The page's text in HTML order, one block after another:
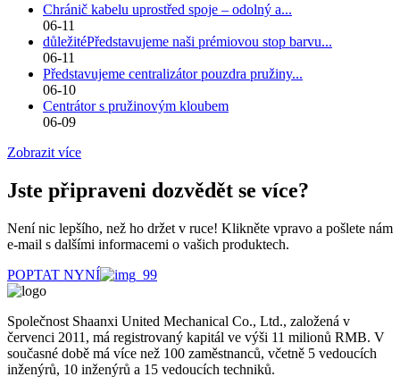
Chránič kabelu uprostřed spoje – odolný a...
06-11
důležitéPředstavujeme naši prémiovou stop barvu...
06-11
Představujeme centralizátor pouzdra pružiny...
06-10
Centrátor s pružinovým kloubem
06-09
Zobrazit více
Jste připraveni dozvědět se více?
Není nic lepšího, než ho držet v ruce! Klikněte vpravo a pošlete nám
e-mail s dalšími informacemi o vašich produktech.
POPTAT NYNÍ
Společnost Shaanxi United Mechanical Co., Ltd., založená v
červenci 2011, má registrovaný kapitál ve výši 11 milionů RMB. V
současné době má více než 100 zaměstnanců, včetně 5 vedoucích
inženýrů, 10 inženýrů a 15 vedoucích techniků.